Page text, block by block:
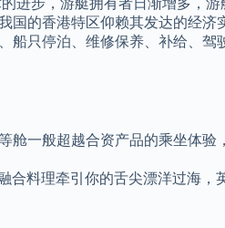
进步，游艇拥有者日渐增多，
国的香港特区仰赖其发达的经济
只停泊、维修保养、补给、驾
一般超越合资产品的乘坐体验
合料理牵引你的舌尖漂洋过海，